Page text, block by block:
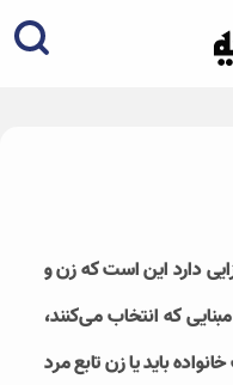
دارد این است که زن و
که انتخاب می‌کنند،
باید یا زن تابع مرد